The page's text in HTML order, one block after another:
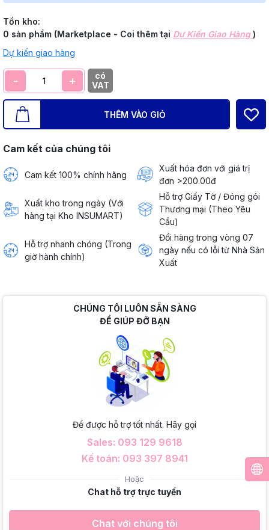
Tồn kho:
0 sản phẩm (Marketplace - Coi thêm tại Dự Kiến Giao Hàng)
Dự kiến giao hàng
- +
có
VAT
THÊM VÀO GIỎ
Cam kết của chúng tôi
Cam kết 100% chính hãng
Xuất hóa đơn với giá trị
đơn >200.00đ
Xuất kho trong ngày (Với
hàng tại Kho INSUMART)
Hỗ trợ Giấy Tờ / Đóng gói
Thương mại (Theo Yêu
Cầu)
Hỗ trợ nhanh chóng (Trong
giờ hành chính)
Đổi hàng trong vòng 07
ngày nếu có lỗi từ Nhà Sản
Xuất
CHÚNG TÔI LUÔN SẴN SÀNG
ĐỂ GIÚP ĐỠ BẠN
Để được hỗ trợ tốt nhất. Hãy gọi
Sales: 093 129 9618
Kế toán: 093 397 8941
Hoặc
Chat hỗ trợ trực tuyến
Chat với chúng tôi